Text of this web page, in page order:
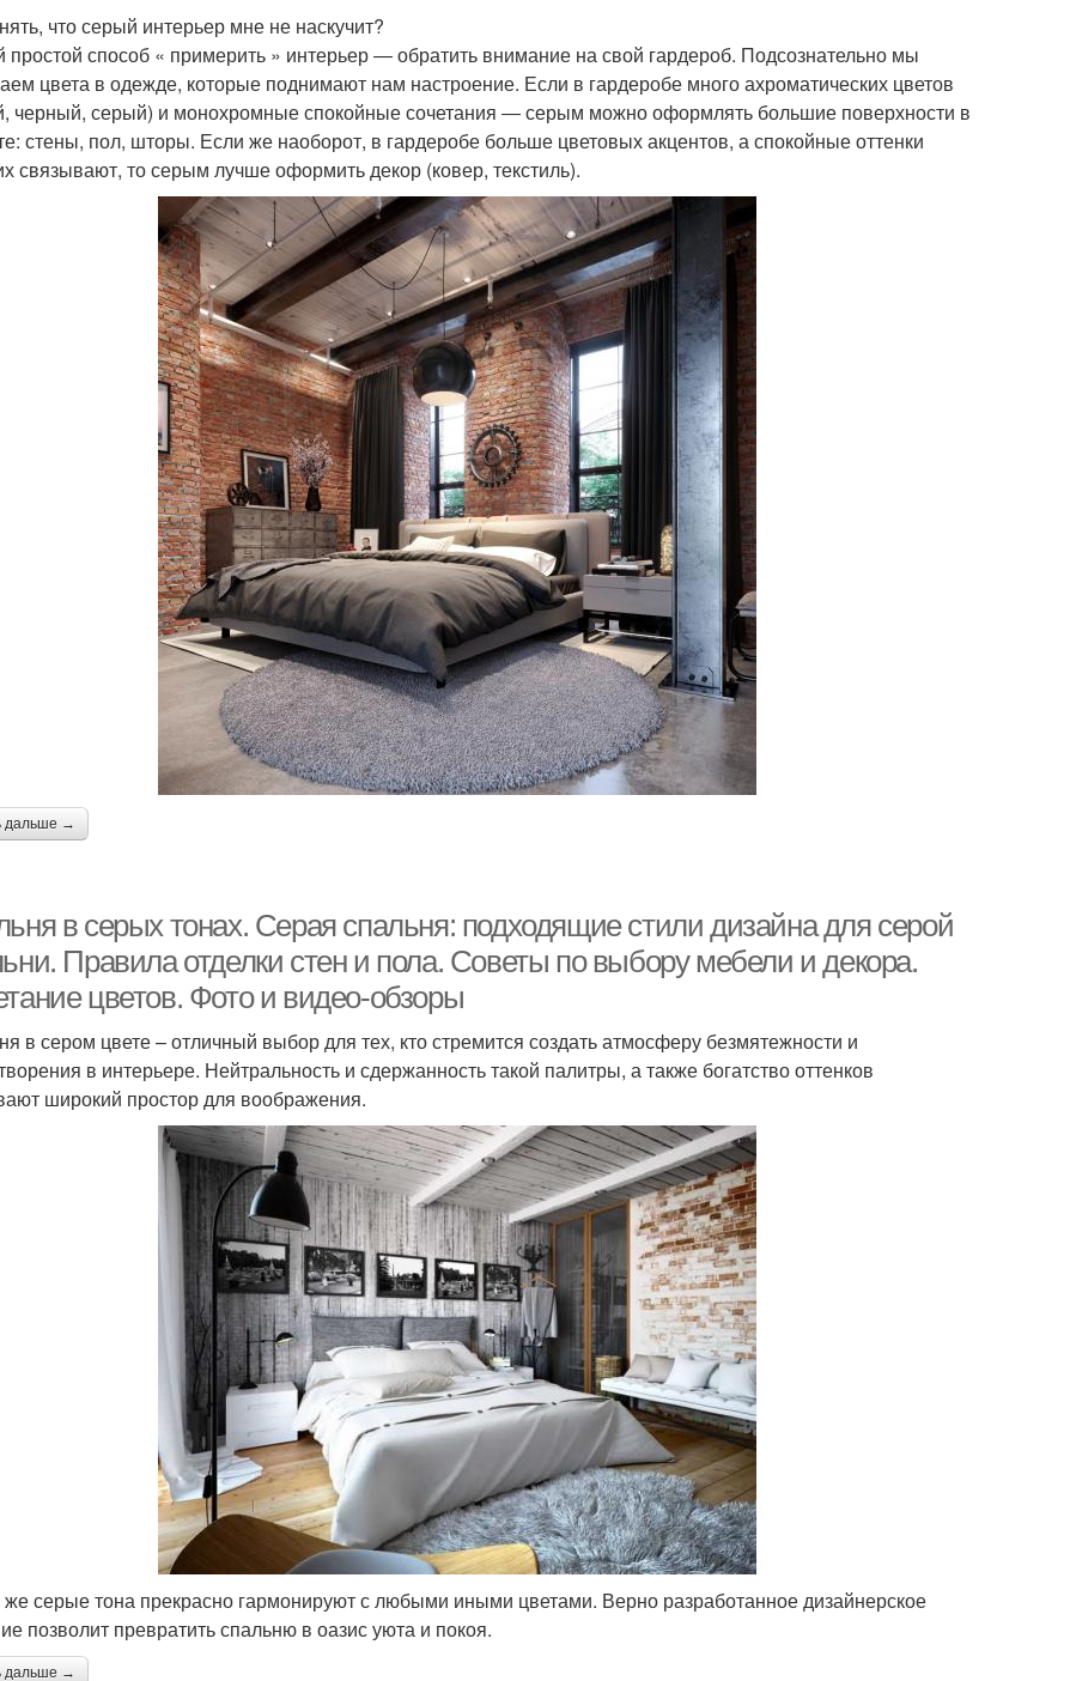
что серый интерьер мне не наскучит?
способ « примерить » интерьер ― обратить внимание на свой гардероб. Подсознательно мы
цвета в одежде, которые поднимают нам настроение. Если в гардеробе много ахроматических цветов
черный, серый) и монохромные спокойные сочетания ― серым можно оформлять большие поверхности в
стены, пол, шторы. Если же наоборот, в гардеробе больше цветовых акцентов, а спокойные оттенки
связывают, то серым лучше оформить декор (ковер, текстиль).
дальше →
в серых тонах. Серая спальня: подходящие стили дизайна для серой
Правила отделки стен и пола. Советы по выбору мебели и декора.
цветов. Фото и видео-обзоры
в сером цвете – отличный выбор для тех, кто стремится создать атмосферу безмятежности и
в интерьере. Нейтральность и сдержанность такой палитры, а также богатство оттенков
широкий простор для воображения.
же серые тона прекрасно гармонируют с любыми иными цветами. Верно разработанное дизайнерское
позволит превратить спальню в оазис уюта и покоя.
дальше →